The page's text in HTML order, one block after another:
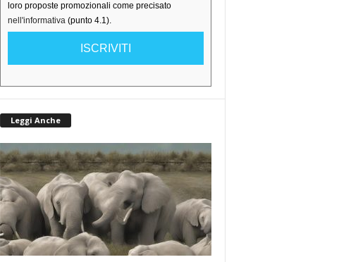
loro proposte promozionali come precisato
nell'informativa(punto 4.1).
ISCRIVITI
Leggi Anche